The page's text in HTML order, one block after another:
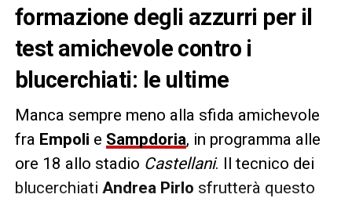
formazione degli azzurri per il
test amichevole contro i
blucerchiati: le ultime
Manca sempre meno alla sfida amichevole
fra Empoli e Sampdoria, in programma alle
ore 18 allo stadio Castellani. Il tecnico dei
blucerchiati Andrea Pirlo sfrutterà questo